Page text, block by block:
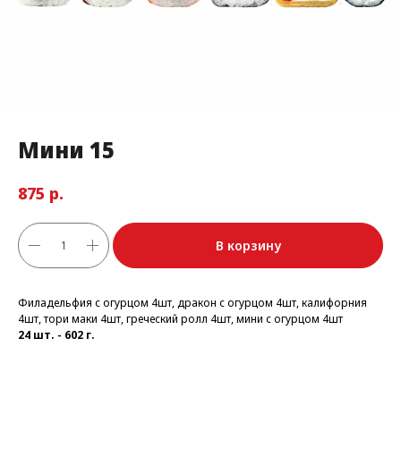
Мини 15
875 р.
В корзину
Филадельфия с огурцом 4шт, дракон с огурцом 4шт, калифорния
4шт, тори маки 4шт, греческий ролл 4шт, мини с огурцом 4шт
24 шт. - 602 г.